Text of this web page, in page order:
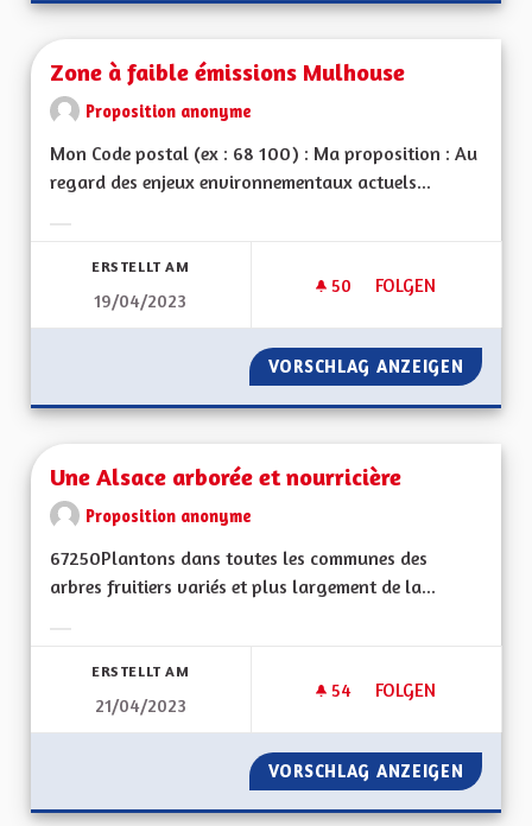
Zone à faible émissions Mulhouse
Proposition anonyme
Mon Code postal (ex : 68 100) : Ma proposition : Au
regard des enjeux environnementaux actuels...
ERSTELLT AM
19/04/2023
50 50 FOLLOWER
FOLGEN
ZONE À FAIBLE
VORSCHLAG ANZEIGEN ZONE
Une Alsace arborée et nourricière
Proposition anonyme
67250Plantons dans toutes les communes des
arbres fruitiers variés et plus largement de la...
ERSTELLT AM
21/04/2023
54 54 FOLLOWER
FOLGEN
UNE ALSACE
VORSCHLAG ANZEIGEN UNE